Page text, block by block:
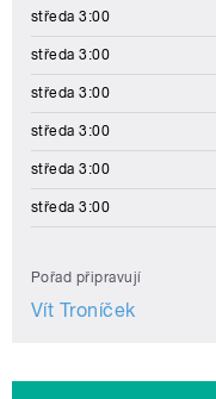
středa 3:00
středa 3:00
středa 3:00
středa 3:00
středa 3:00
středa 3:00
Pořad připravují
Vít Troníček